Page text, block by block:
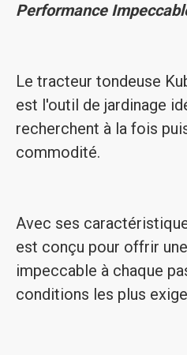
Performance
Le tracteur tondeuse
est l'outil de jardinage
recherchent à la fois
commodité.
Avec ses
est conçu pour offrir
impeccable à chaque
conditions les plus